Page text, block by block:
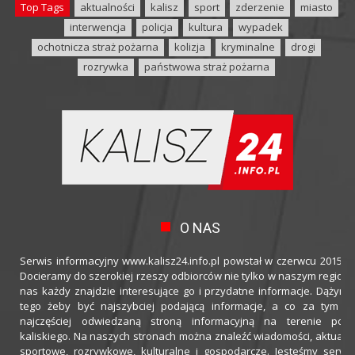
Top Tags aktualności kalisz sport zderzenie
miasto
interwencja
policja kultura
wypadek
ochotnicza straż pożarna
kolizja kryminalne
drogi
rozrywka
państwowa straż pożarna
O NAS
Serwis informacyjny www.kalisz24.info.pl powstał w czerwcu 2015
Docieramy do szerokiej rzeszy odbiorców nie tylko w naszym
nas każdy znajdzie interesujące go i przydatne informacje.
tego żeby być najszybciej podającą informacje, a co za tym
najczęściej odwiedzaną stroną informacyjną na terenie
kaliskiego. Na naszych stronach można znaleźć wiadomości,
sportowe, rozrywkowe, kulturalne i gospodarcze. Jesteśmy